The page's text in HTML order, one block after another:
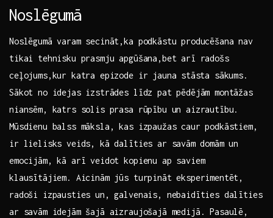
Noslēgumā
Noslēgumā varam secināt,ka podkāstu producēšana nav
tikai tehnisku prasmju apgūšana,bet arī radošs
ceļojums,kur katra epizode ir jauna⁣ stāsta sākums.
Sākot no idejas izstrādes līdz pat pēdējām montāžas
niansēm, katrs solis​ prasa rūpību un aizrautību. ​
Mūsdienu balss māksla, kas izpaužas caur podkāstiem,
ir lielisks veids, kā dalīties ar savām⁤ domām un
emocijām, kā arī veidot kopienu ap saviem
klausītājiem. Aicinām jūs turpināt eksperimentēt,
radoši izpausties un, galvenais, nebaidīties dalīties
ar savām idejām šajā aizraujošajā medijā. Pasaulē,